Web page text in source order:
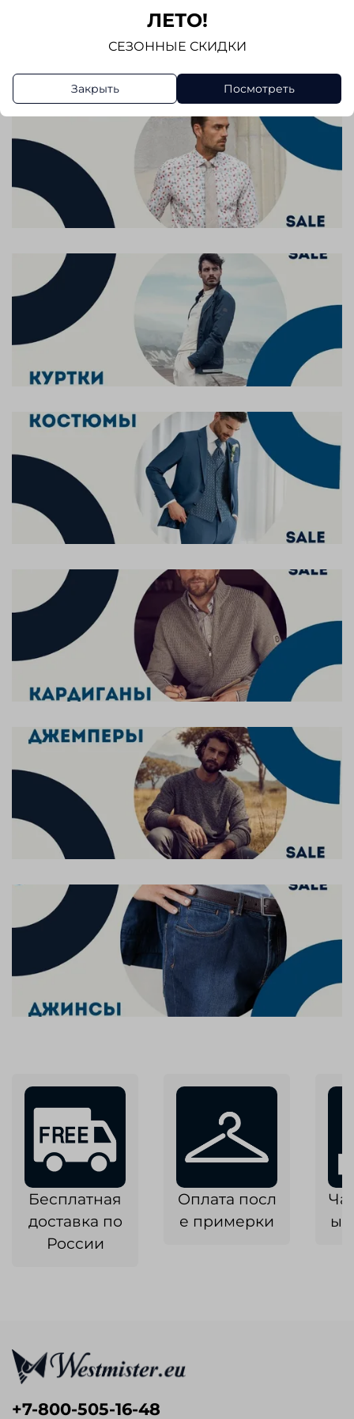
Бесплатная
доставка по
России
Оплата посл
е примерки
+7-800-505-16-48
ЛЕТО!
СЕЗОННЫЕ СКИДКИ
Закрыть Посмотреть